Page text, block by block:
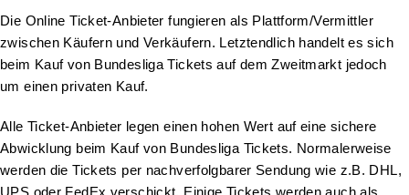
Die Online Ticket-Anbieter fungieren als Plattform/Vermittler
zwischen Käufern und Verkäufern. Letztendlich handelt es sich
beim Kauf von Bundesliga Tickets auf dem Zweitmarkt jedoch
um einen privaten Kauf.
Alle Ticket-Anbieter legen einen hohen Wert auf eine sichere
Abwicklung beim Kauf von Bundesliga Tickets. Normalerweise
werden die Tickets per nachverfolgbarer Sendung wie z.B. DHL,
UPS oder FedEx verschickt. Einige Tickets werden auch als